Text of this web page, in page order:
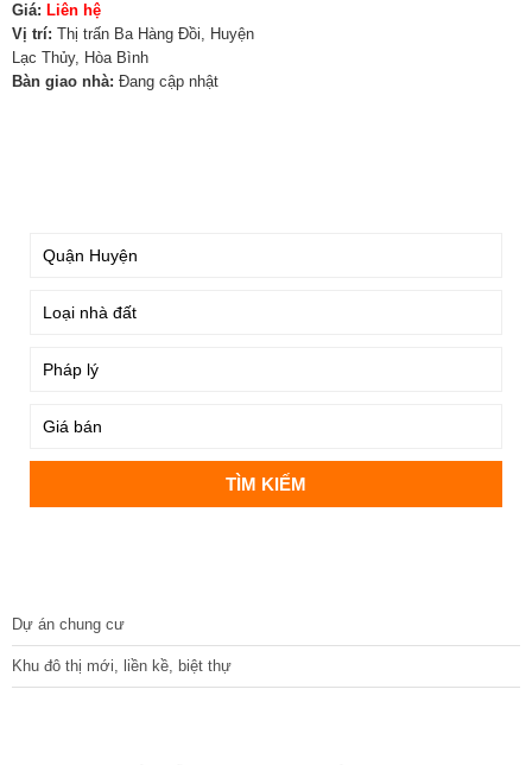
Giá: Liên hệ
Vị trí: Thị trấn Ba Hàng Đồi, Huyện
Lạc Thủy, Hòa Bình
Bàn giao nhà: Đang cập nhật
Dự án chung cư
Khu đô thị mới, liền kề, biệt thự